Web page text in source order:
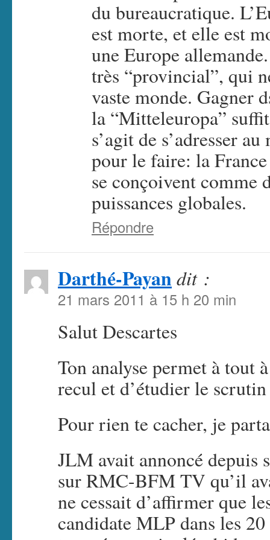
du bureaucratique.
est morte, et elle est
une Europe
très “provincial”, qui
vaste monde. Gagner
la “Mitteleuropa”
s’agit de s’adresser
pour le faire: la
se conçoivent comme
puissances globales.
Répondre
Darthé-Payan dit :
21 mars 2011 à 15 h 20 min
Salut Descartes
Ton analyse permet à tout
recul et d’étudier le
Pour rien te cacher, je
JLM avait annoncé depuis
sur RMC-BFM TV qu’il
ne cessait d’affirmer que
candidate MLP dans les